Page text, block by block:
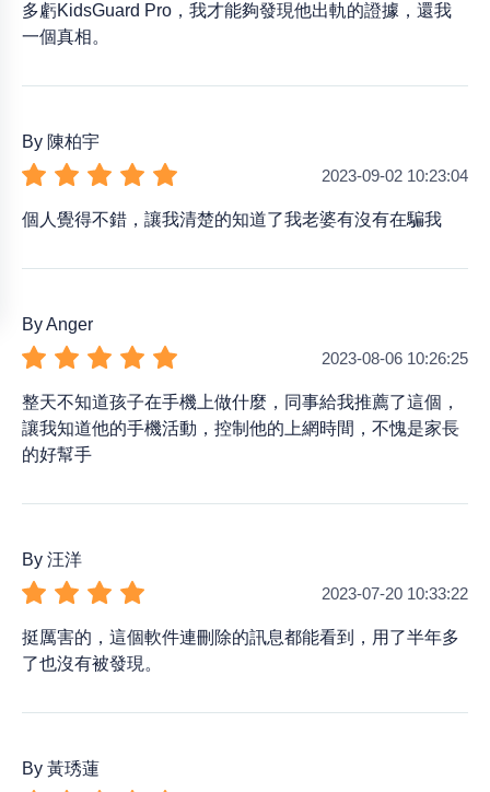
多虧KidsGuard Pro，我才能夠發現他出軌的證據，還我
一個真相。
2023-09-02 10:23:04
個人覺得不錯，讓我清楚的知道了我老婆有沒有在騙我
By 陳柏宇
2023-08-06 10:26:25
整天不知道孩子在手機上做什麼，同事給我推薦了這個，
讓我知道他的手機活動，控制他的上網時間，不愧是家長
的好幫手
By Anger
2023-07-20 10:33:22
挺厲害的，這個軟件連刪除的訊息都能看到，用了半年多
了也沒有被發現。
By 汪洋
By 黃琇蓮